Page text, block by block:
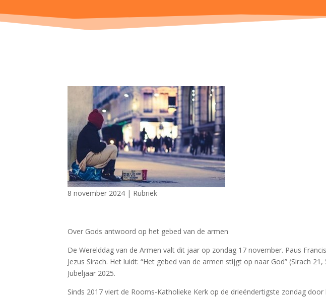
8 november 2024 | Rubriek
Over Gods antwoord op het gebed van de armen
De Werelddag van de Armen valt dit jaar op zondag 17 november. Paus
Jezus Sirach. Het luidt: “Het gebed van de armen stijgt op naar God” (Sirach
Jubeljaar 2025.
Sinds 2017 viert de Rooms-Katholieke Kerk op de drieëndertigste zondag